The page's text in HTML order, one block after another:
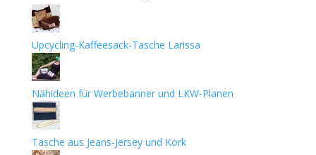
Upcycling-Kaffeesack-Tasche Larissa
Nähideen für Werbebanner und LKW-Planen
Tasche aus Jeans-Jersey und Kork